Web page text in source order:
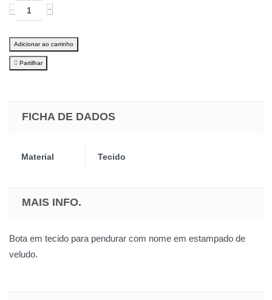
‒ +
Adicionar ao carrinho
Partilhar
FICHA DE DADOS
Material Tecido
MAIS INFO.
Bota em tecido para pendurar com nome em estampado de
veludo.